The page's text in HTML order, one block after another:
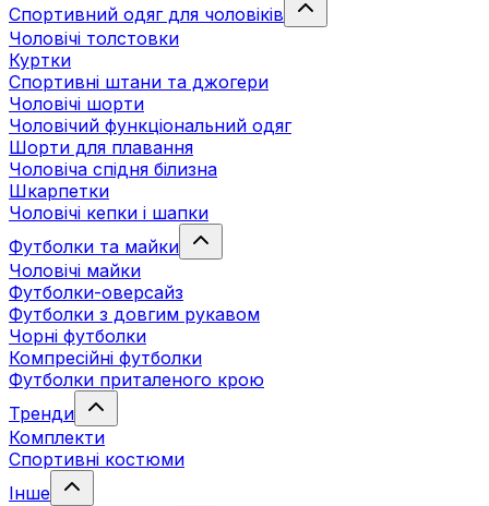
Спортивний одяг для чоловіків
Чоловічі толстовки
Куртки
Спортивні штани та джогери
Чоловічі шорти
Чоловічий функціональний одяг
Шорти для плавання
Чоловіча спідня білизна
Шкарпетки
Чоловічі кепки і шапки
Футболки та майки
Чоловічі майки
Футболки-оверсайз
Футболки з довгим рукавом
Чорні футболки
Компресійні футболки
Футболки приталеного крою
Тренди
Комплекти
Спортивні костюми
Інше